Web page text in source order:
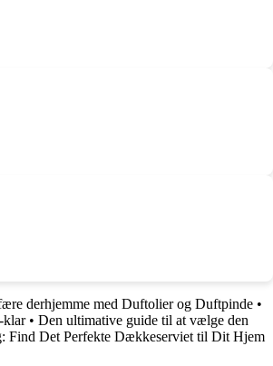
derhjemme med Duftolier og Duftpinde •
klar• Den ultimative guide til at vælge den
Find Det Perfekte Dækkeserviet til Dit Hjem